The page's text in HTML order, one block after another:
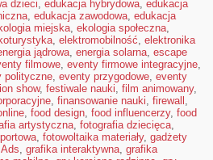
dzieci, edukacja hybrydowa, edukacja
, edukacja zawodowa, edukacja
miejska, ekologia społeczna,
, elektromobilność, elektronika
jądrowa, energia solarna, escape
filmowe, eventy firmowe integracyjne,
polityczne, eventy przygodowe, eventy
show, festiwale nauki, film animowany,
, finansowanie nauki, firewall ,
, food design, food influencerzy, food
artystyczna, fotografia dziecięca,
, fotowoltaika materiały, gadżety
, grafika interaktywna, grafika